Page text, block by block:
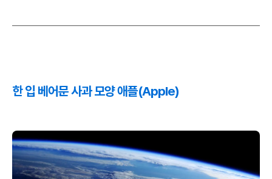
한 입 베어문 사과 모양 애플(Apple)